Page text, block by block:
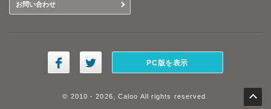
お問い合わせ
PC版を表示
© 2010 - 2026, Caloo All rights reserved.